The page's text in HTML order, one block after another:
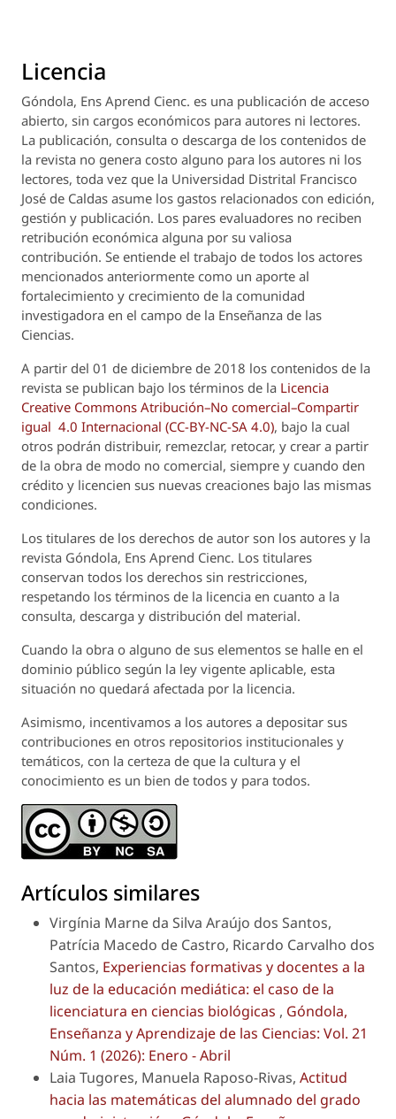
Licencia
Góndola, Ens Aprend Cienc. es una publicación de acceso
abierto, sin cargos económicos para autores ni lectores.
La publicación, consulta o descarga de los contenidos de
la revista no genera costo alguno para los autores ni los
lectores, toda vez que la Universidad Distrital Francisco
José de Caldas asume los gastos relacionados con edición,
gestión y publicación. Los pares evaluadores no reciben
retribución económica alguna por su valiosa
contribución. Se entiende el trabajo de todos los actores
mencionados anteriormente como un aporte al
fortalecimiento y crecimiento de la comunidad
investigadora en el campo de la Enseñanza de las
Ciencias.
A partir del 01 de diciembre de 2018 los contenidos de la
revista se publican bajo los términos de la Licencia
Creative Commons Atribución–No comercial–Compartir
igual 4.0 Internacional (CC-BY-NC-SA 4.0), bajo la cual
otros podrán distribuir, remezclar, retocar, y crear a partir
de la obra de modo no comercial, siempre y cuando den
crédito y licencien sus nuevas creaciones bajo las mismas
condiciones.
Los titulares de los derechos de autor son los autores y la
revista Góndola, Ens Aprend Cienc. Los titulares
conservan todos los derechos sin restricciones,
respetando los términos de la licencia en cuanto a la
consulta, descarga y distribución del material.
Cuando la obra o alguno de sus elementos se halle en el
dominio público según la ley vigente aplicable, esta
situación no quedará afectada por la licencia.
Asimismo, incentivamos a los autores a depositar sus
contribuciones en otros repositorios institucionales y
temáticos, con la certeza de que la cultura y el
conocimiento es un bien de todos y para todos.
Artículos similares
Virgínia Marne da Silva Araújo dos Santos,
Patrícia Macedo de Castro, Ricardo Carvalho dos
Santos, Experiencias formativas y docentes a la
luz de la educación mediática: el caso de la
licenciatura en ciencias biológicas , Góndola,
Enseñanza y Aprendizaje de las Ciencias: Vol. 21
Núm. 1 (2026): Enero - Abril
Laia Tugores, Manuela Raposo-Rivas, Actitud
hacia las matemáticas del alumnado del grado